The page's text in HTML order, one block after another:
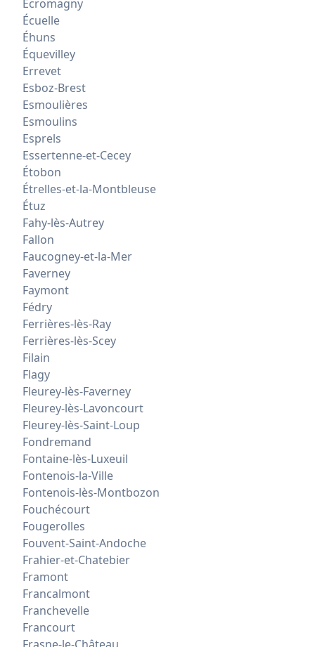
Écromagny
Écuelle
Éhuns
Équevilley
Errevet
Esboz-Brest
Esmoulières
Esmoulins
Esprels
Essertenne-et-Cecey
Étobon
Étrelles-et-la-Montbleuse
Étuz
Fahy-lès-Autrey
Fallon
Faucogney-et-la-Mer
Faverney
Faymont
Fédry
Ferrières-lès-Ray
Ferrières-lès-Scey
Filain
Flagy
Fleurey-lès-Faverney
Fleurey-lès-Lavoncourt
Fleurey-lès-Saint-Loup
Fondremand
Fontaine-lès-Luxeuil
Fontenois-la-Ville
Fontenois-lès-Montbozon
Fouchécourt
Fougerolles
Fouvent-Saint-Andoche
Frahier-et-Chatebier
Framont
Francalmont
Franchevelle
Francourt